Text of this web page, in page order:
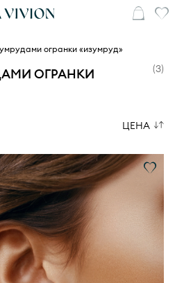
огранки «изумруд»
ОГРАНКИ
(3)
ЦЕНА